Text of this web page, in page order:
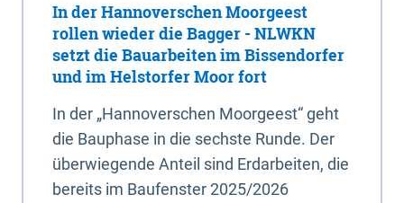
In der Hannoverschen Moorgeest
rollen wieder die Bagger - NLWKN
setzt die Bauarbeiten im Bissendorfer
und im Helstorfer Moor fort
In der „Hannoverschen Moorgeest“ geht
die Bauphase in die sechste Runde. Der
überwiegende Anteil sind Erdarbeiten, die
bereits im Baufenster 2025/2026